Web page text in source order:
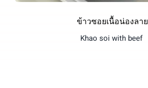
ข้าวซอยเนื้อน่องลาย
Khao soi with beef